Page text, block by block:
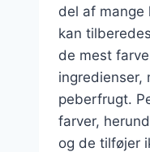
del af mange
kan
de mest
ingredienser,
peberfrugt.
farver,
og de tilføjer